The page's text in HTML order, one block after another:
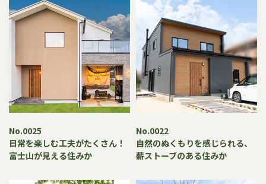
No.0025
日常を楽しむ工夫がたくさん！
富士山が見える住みか
No.0022
自然のぬくもりを感じられる、
薪ストーブのある住みか